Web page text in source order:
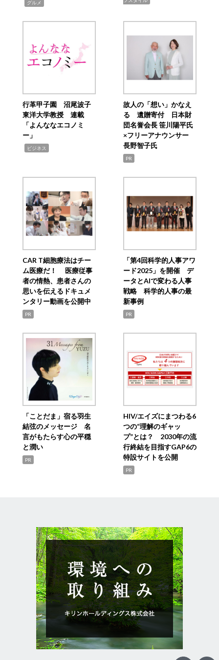
グルメ
行革甲子園 沼尾波子
東洋大学教授 連載
「よんななエコノミ
ー」
ビジネス
故人の「想い」かなえ
る 遺贈寄付 日本財
団名誉会長 笹川陽平氏
×フリーアナウンサー
長野智子氏
PR
CAR T細胞療法はチー
ム医療だ！ 医療従事
者の情熱、患者さんの
思いを伝えるドキュメ
ンタリー動画を公開中
PR
「第4回科学的人事アワ
ード2025」を開催 デ
ータとAIで変わる人事
戦略 科学的人事の最
新事例
PR
「ことだま」宿る羽生
結弦のメッセージ 名
言がもたらす心の平穏
と潤い
PR
HIV/エイズにまつわる6
つの“理解のギャッ
プ”とは？ 2030年の流
行終結を目指すGAP6の
特設サイトを公開
PR